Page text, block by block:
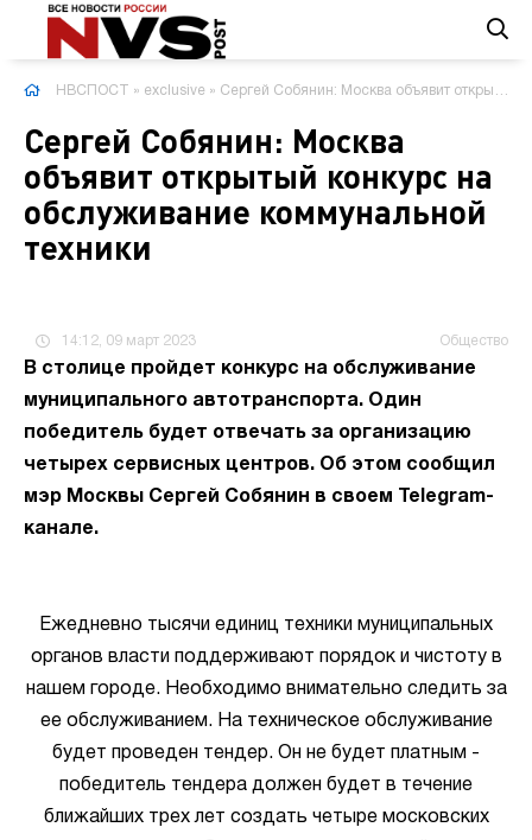
НВСПОСТ » exclusive » Сергей Собянин: Москва объявит открытый конкурс на обслуживание коммунальной техники
Сергей Собянин: Москва
объявит открытый конкурс на
обслуживание коммунальной
техники
14:12, 09 март 2023 Общество
В столице пройдет конкурс на обслуживание
муниципального автотранспорта. Один
победитель будет отвечать за организацию
четырех сервисных центров. Об этом сообщил
мэр Москвы Сергей Собянин в своем Telegram-
канале.
Ежедневно тысячи единиц техники муниципальных
органов власти поддерживают порядок и чистоту в
нашем городе. Необходимо внимательно следить за
ее обслуживанием. На техническое обслуживание
будет проведен тендер. Он не будет платным -
победитель тендера должен будет в течение
ближайших трех лет создать четыре московских